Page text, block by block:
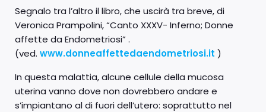
Segnalo tra l’altro il libro, che uscirà tra breve, di
Veronica Prampolini, “Canto XXXV- Inferno; Donne
affette da Endometriosi” .
(ved. www.donneaffettedaendometriosi.it )
In questa malattia, alcune cellule della mucosa
uterina vanno dove non dovrebbero andare e
s’impiantano al di fuori dell’utero: soprattutto nel